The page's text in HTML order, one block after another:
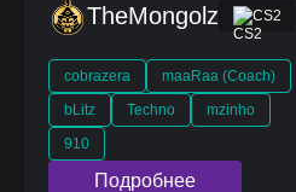
TheMongolz CS2
cobrazera
maaRaa (Coach)
bLitz
Techno
mzinho
910
Подробнее